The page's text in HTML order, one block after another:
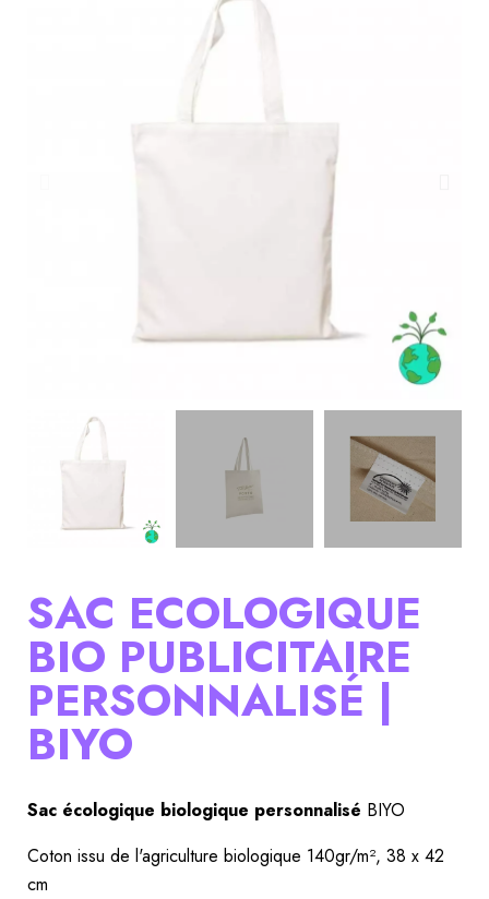
SAC ECOLOGIQUE
BIO PUBLICITAIRE
PERSONNALISÉ |
BIYO
Sac écologique biologique personnalisé BIYO
Coton issu de l'agriculture biologique 140gr/m², 38 x 42
cm